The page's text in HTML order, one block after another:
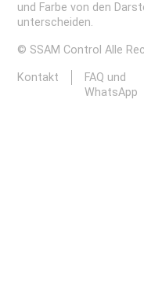
und Farbe von den
unterscheiden.
© SSAM Control Alle
Kontakt
FAQ und
WhatsApp